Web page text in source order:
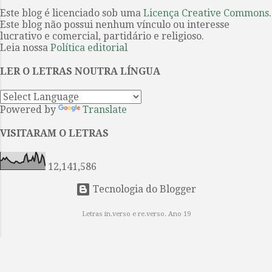
passado. Captam a história —
mítica, mitológica e fundacional —
por meio da sequência narrativa,
fórmulas que reiteram a posição e a
função de cada personagem e de
cada intercâmbio ritual. Aquiles é
“o de pés velozes”, Odisseu é
“ardiloso”. O primeiro é treinado
para a estratégia e a retórica.
Ambos lutam em ...
Este blog é licenciado sob uma Licença Creative Commons.
Este blog não possui nenhum vínculo ou interesse
lucrativo e comercial, partidário e religioso.
Leia nossa Política editorial
LER O LETRAS NOUTRA LÍNGUA
Powered by Translate
VISITARAM O LETRAS
12,141,586
Tecnologia do Blogger
Letras in.verso e re.verso. Ano 19